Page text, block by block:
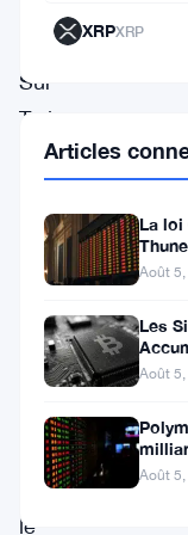
stable.
Sur
Twitter
chaînes
Telegram,
conversations
reviennent
sans
cesse
sur
le
XRPXRP
Articles
La loi
Août
Les
Août
Août